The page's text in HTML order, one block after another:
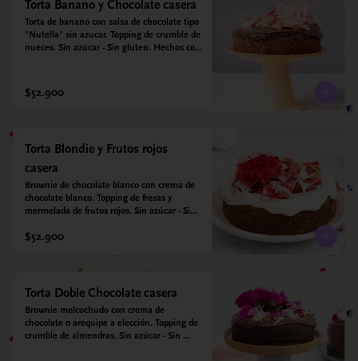
Torta Banano y Chocolate casera
Torta de banano con salsa de chocolate tipo
"Nutella" sin azucar. Topping de crumble de
nueces. Sin azúcar - Sin gluten. Hechos con
$52.900
Torta Blondie y Frutos rojos
casera
Brownie de chocolate blanco con crema de
chocolate blanco. Topping de fresas y
mermelada de frutos rojos. Sin azúcar - Sin
harina quinoa, arroz y coco. Endulzada con
$52.900
Torta Doble Chocolate casera
Brownie melcochudo con crema de
chocolate o arequipe a elección. Topping de
crumble de almendras. Sin azúcar - Sin